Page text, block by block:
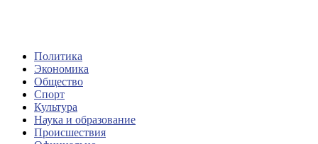
Политика
Экономика
Общество
Спорт
Культура
Наука и образование
Происшествия